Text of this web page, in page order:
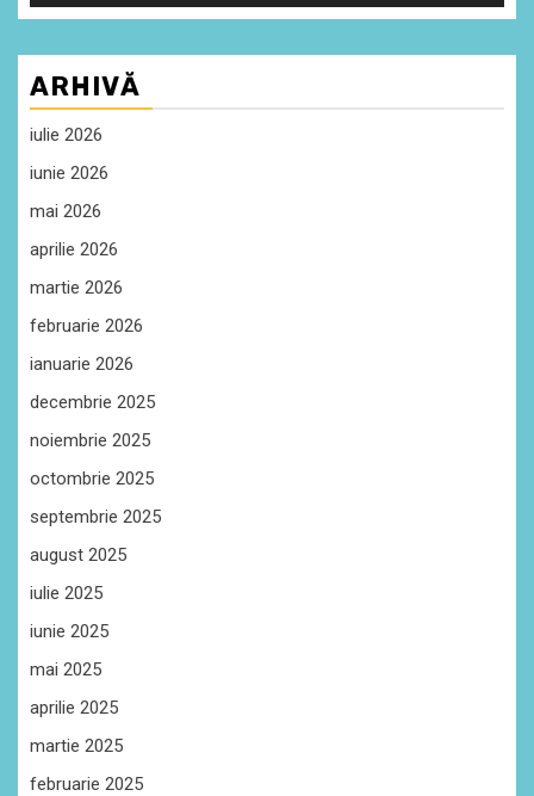
ARHIVĂ
iulie 2026
iunie 2026
mai 2026
aprilie 2026
martie 2026
februarie 2026
ianuarie 2026
decembrie 2025
noiembrie 2025
octombrie 2025
septembrie 2025
august 2025
iulie 2025
iunie 2025
mai 2025
aprilie 2025
martie 2025
februarie 2025